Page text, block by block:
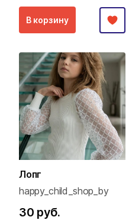
В корзину
Лопг
happy_child_shop_by
30 руб.